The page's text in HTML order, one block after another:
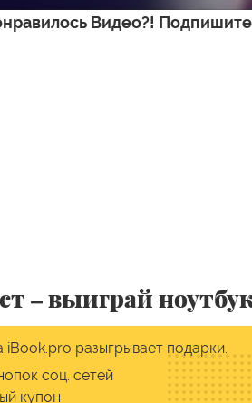
Видео?!
–выиграй
iBook.pro разыгрывает подарки.
соц. сетей
купон